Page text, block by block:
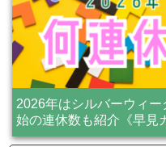
2026年はシルバーウィ
始の連休数も紹介《早見